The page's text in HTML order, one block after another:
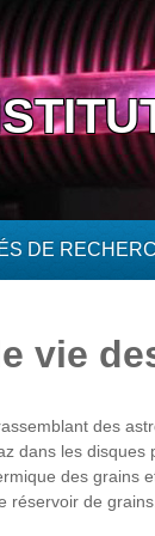
DE
vie
des
dans les
des
réservoir de grains.